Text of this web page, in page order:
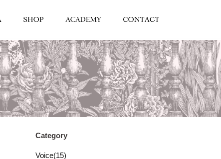
Category
Voice(15)